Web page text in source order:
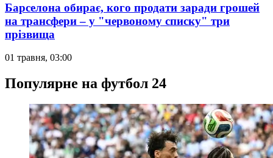
Барселона обирає, кого продати заради грошей
на трансфери – у "червоному списку" три
прізвища
01 травня, 03:00
Популярне на футбол 24